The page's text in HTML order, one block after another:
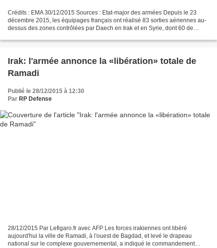
Crédits : EMA 30/12/2015 Sources : Etat-major des armées Depuis le 23
décembre 2015, les équipages français ont réalisé 83 sorties aériennes au-
dessus des zones contrôlées par Daech en Irak et en Syrie, dont 60 de
Irak: l'armée annonce la «libération» totale de
Ramadi
Publié le 28/12/2015 à 12:30
Par RP Defense
28/12/2015 Par Lefigaro.fr avec AFP Les forces irakiennes ont libéré
aujourd'hui la ville de Ramadi, à l'ouest de Bagdad, et levé le drapeau
national sur le complexe gouvernemental, a indiqué le commandement